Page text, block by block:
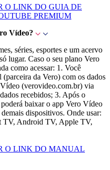
O LINK DO GUIA DE
PREMIUM
Vídeo?
séries, esportes e um acervo
lugar. Caso o seu plano Vero
como acessar: 1. Você
da Vero) com os dados
(verovideo.com.br) via
recebidos; 3. Após o
baixar o app Vero Vídeo
dispositivos. Onde usar:
TV, Android TV, Apple TV,
O LINK DO MANUAL